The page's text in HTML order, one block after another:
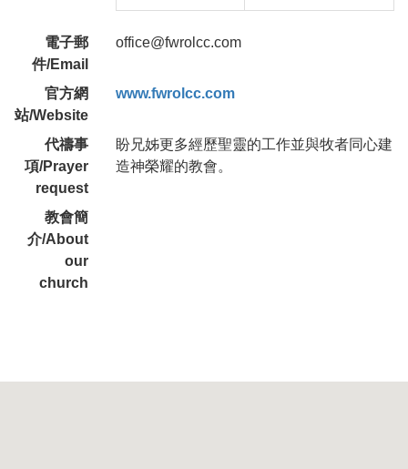
電子郵
件/Email
office@fwrolcc.com
官方網
站/Website
www.fwrolcc.com
代禱事
項/Prayer
request
盼兄姊更多經歷聖靈的工作並與牧者同心建
造神榮耀的教會。
教會簡
介/About
our
church